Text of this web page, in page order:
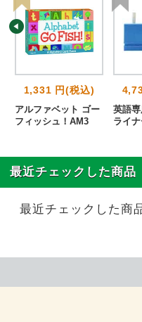
1,331 円(税込)
アルファベット ゴー
フィッシュ！AM3
英語
ライ
最近チェックした商品
最近チェックした商